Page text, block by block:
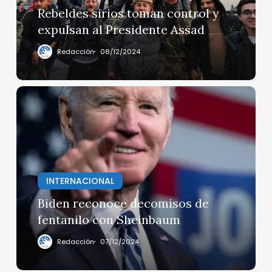
Presidente
AssadRebeldes sirios toman control y
expulsan al Presidente Assad
Redacción 08/12/2024
Biden
reconoce
decomisos
de
fentanilo
con
SheinbaumINTERNACIONAL
Biden reconoce decomisos de
fentanilo con Sheinbaum
Redacción 07/12/2024